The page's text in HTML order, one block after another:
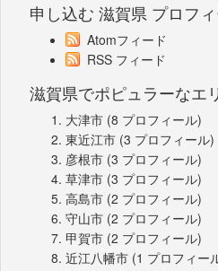
申し込む 滋賀県 プロフ
Atomフィード
RSS フィード
滋賀県でポピュラーなエ
大津市 (8 プロフィール)
東近江市 (3 プロフィール)
彦根市 (3 プロフィール)
草津市 (3 プロフィール)
高島市 (2 プロフィール)
守山市 (2 プロフィール)
甲賀市 (2 プロフィール)
近江八幡市 (1 プロフィー